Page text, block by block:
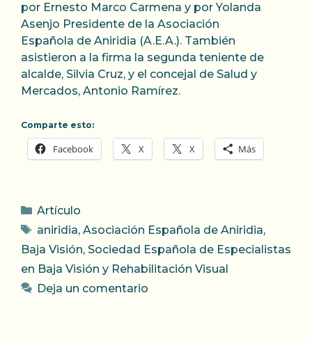
por Ernesto Marco Carmena y por Yolanda
Asenjo Presidente de la Asociación
Española de Aniridia (A.E.A.). También
asistieron a la firma la segunda teniente de
alcalde, Silvia Cruz, y el concejal de Salud y
Mercados, Antonio Ramírez.
Comparte esto:
Facebook X X Más
Categorías
Artículo
Etiquetas
aniridia, Asociación Española de Aniridia,
Baja Visión, Sociedad Española de Especialistas
en Baja Visión y Rehabilitación Visual
Deja un comentario